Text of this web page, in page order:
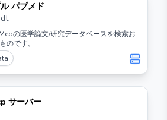
パブメド
の医学論文/研究データベースを検索お
のです。
サーバー